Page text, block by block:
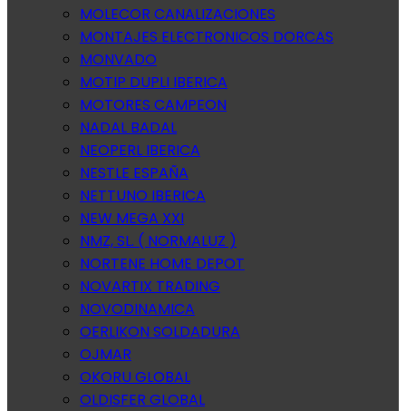
MOLECOR CANALIZACIONES
MONTAJES ELECTRONICOS DORCAS
MONVADO
MOTIP DUPLI IBERICA
MOTORES CAMPEON
NADAL BADAL
NEOPERL IBERICA
NESTLE ESPAÑA
NETTUNO IBERICA
NEW MEGA XXI
NMZ, SL. ( NORMALUZ )
NORTENE HOME DEPOT
NOVARTIX TRADING
NOVODINAMICA
OERLIKON SOLDADURA
OJMAR
OKORU GLOBAL
OLDISFER GLOBAL